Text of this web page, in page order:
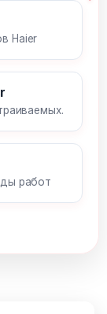
Haier
работ